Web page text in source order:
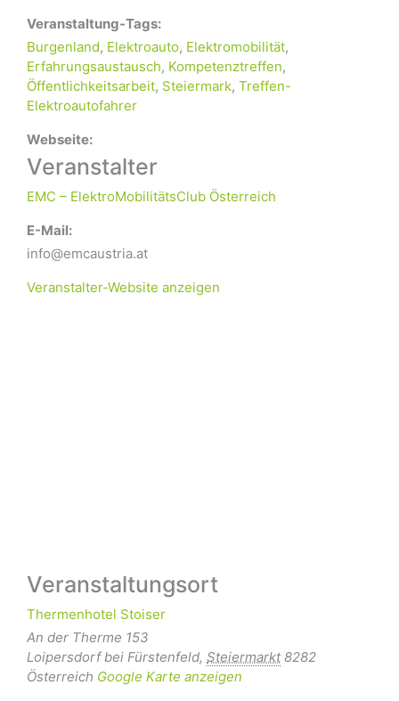
Veranstaltung-Tags:
Burgenland, Elektroauto, Elektromobilität,
Erfahrungsaustausch, Kompetenztreffen,
Öffentlichkeitsarbeit, Steiermark, Treffen-
Elektroautofahrer
Webseite:
Veranstalter
EMC – ElektroMobilitätsClub Österreich
E-Mail:
info@emcaustria.at
Veranstalter-Website anzeigen
Veranstaltungsort
Thermenhotel Stoiser
An der Therme 153
Loipersdorf bei Fürstenfeld, Steiermarkt 8282
Österreich Google Karte anzeigen